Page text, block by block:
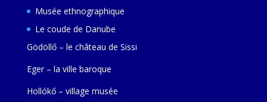
Musée ethnographique
Le coude de Danube
Gödöllő – le château de Sissi
Eger – la ville baroque
Hollókő – village musée